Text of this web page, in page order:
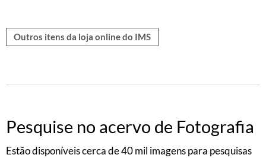
Outros itens da loja online do IMS
Pesquise no acervo de Fotografia
Estão disponíveis cerca de 40 mil imagens para pesquisas